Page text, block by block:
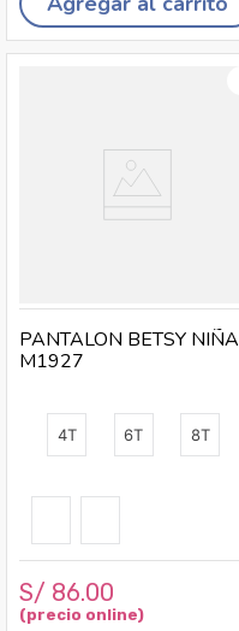
4T 6T 8T
PANTALON BETSY NIÑA
M1927
S/ 86.00